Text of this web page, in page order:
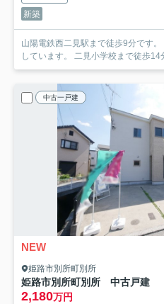
新築
山陽電鉄西二見駅まで徒歩9分です
しています。 二見小学校まで徒歩14
中古一戸建
NEW
姫路市別所町別所
姫路市別所町別所 中古戸建
2,180万円